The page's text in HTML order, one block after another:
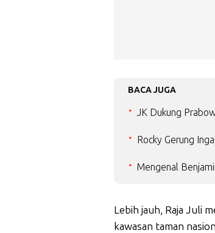
BACA JUGA
JK Dukung
Rocky Gerung
Mengenal
Lebih jauh, Raja Juli
kawasan taman